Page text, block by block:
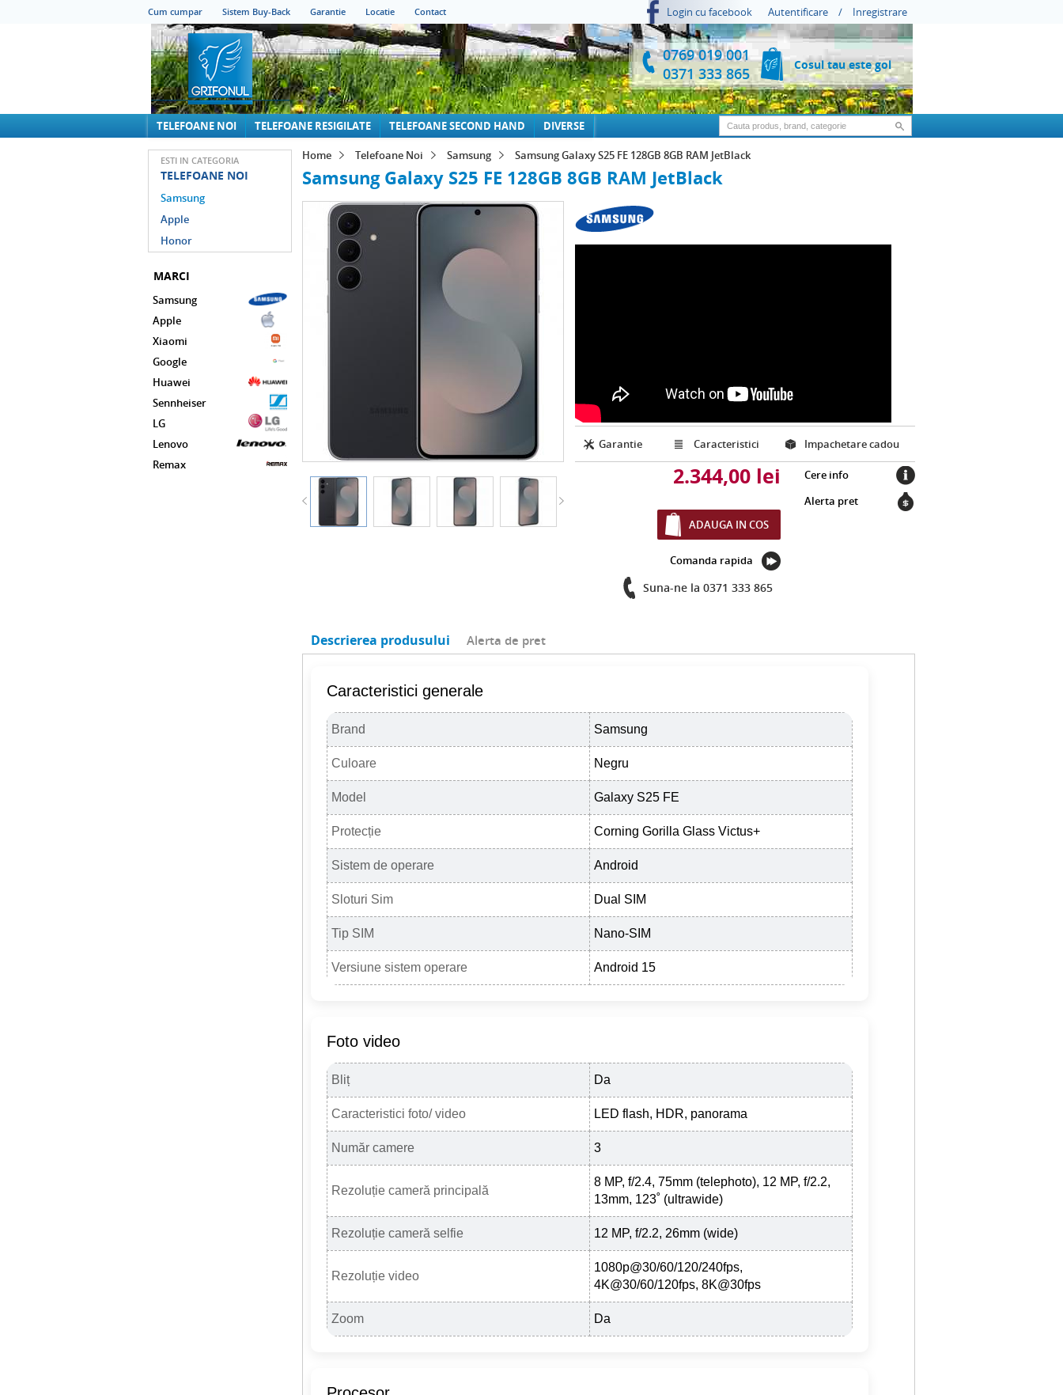
Cum cumpar Sistem Buy-Back Garantie Locatie Contact Login cu facebook Autentificare / Inregistrare
Cosul tau este gol
0769 019 001
0371 333 865
TELEFOANE NOI TELEFOANE RESIGILATE TELEFOANE SECOND HAND DIVERSE
ESTI IN CATEGORIA
TELEFOANE NOI
Samsung
Apple
Honor
MARCI
Samsung
Apple
Xiaomi
Google
Huawei
Sennheiser
LG
Lenovo
Remax
Home Telefoane Noi Samsung Samsung Galaxy S25 FE 128GB 8GB RAM JetBlack
Samsung Galaxy S25 FE 128GB 8GB RAM JetBlack
Impachetare cadou
Caracteristici
Garantie
2.344,00 lei
ADAUGA IN COS
Comanda rapida
Suna-ne la 0371 333 865
Cere info
Alerta pret
Descrierea produsului Alerta de pret
Caracteristici generale
Brand Samsung
Culoare Negru
Model Galaxy S25 FE
Protecție Corning Gorilla Glass Victus+
Sistem de operare Android
Sloturi Sim Dual SIM
Tip SIM Nano-SIM
Versiune sistem operare Android 15
Foto video
Bliț Da
Caracteristici foto/ video LED flash, HDR, panorama
Număr camere 3
Rezoluție cameră principală
8 MP, f/2.4, 75mm (telephoto), 12 MP, f/2.2,
13mm, 123˚ (ultrawide)
Rezoluție cameră selfie 12 MP, f/2.2, 26mm (wide)
Rezoluție video
1080p@30/60/120/240fps,
4K@30/60/120fps, 8K@30fps
Zoom Da